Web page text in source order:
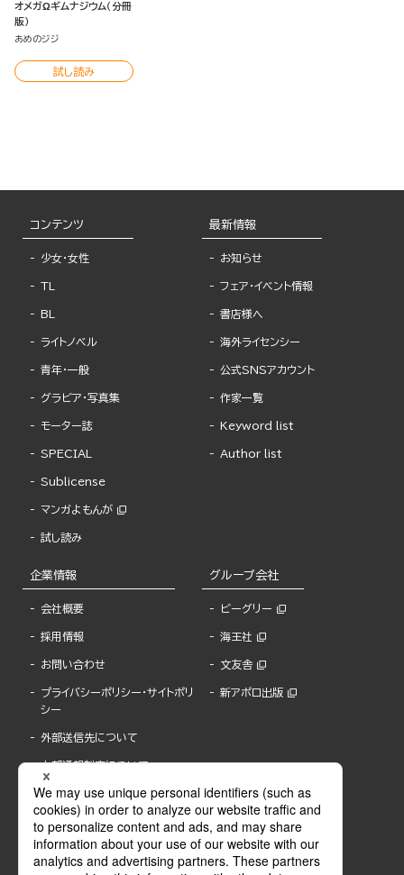
オメガΩギムナジウム（分冊
版）
あめのジジ
試し読み
コンテンツ
少女・女性
TL
BL
ライトノベル
青年・一般
グラビア・写真集
モーター誌
SPECIAL
Sublicense
マンガよもんが
試し読み
最新情報
お知らせ
フェア・イベント情報
書店様へ
海外ライセンシー
公式SNSアカウント
作家一覧
Keyword list
Author list
企業情報
会社概要
採用情報
お問い合わせ
プライバシーポリシー・サイトポリ
シー
外部送信先について
内部通報制度について
グループ会社
ビーグリー
海王社
文友舎
新アポロ出版